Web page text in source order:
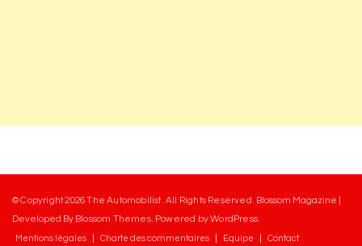
© Copyright 2026The Automobilist. All Rights Reserved. Blossom Magazine |
Developed By Blossom Themes. Powered byWordPress
Mentions légales Charte des commentaires Equipe Contact